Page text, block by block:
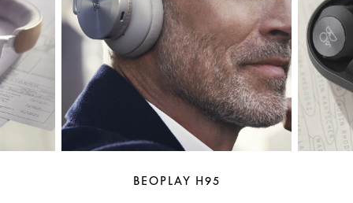
BEOPLAY H95